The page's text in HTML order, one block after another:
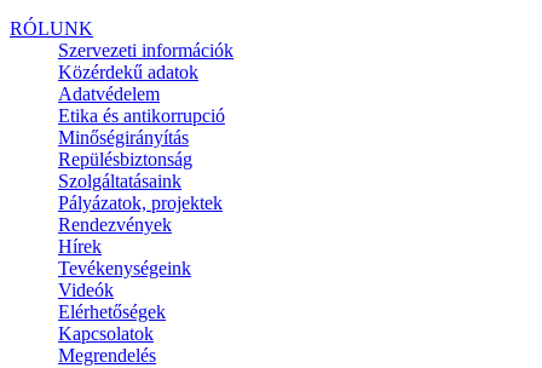
RÓLUNK
Szervezeti információk
Közérdekű adatok
Adatvédelem
Etika és antikorrupció
Minőségirányítás
Repülésbiztonság
Szolgáltatásaink
Pályázatok, projektek
Rendezvények
Hírek
Tevékenységeink
Videók
Elérhetőségek
Kapcsolatok
Megrendelés